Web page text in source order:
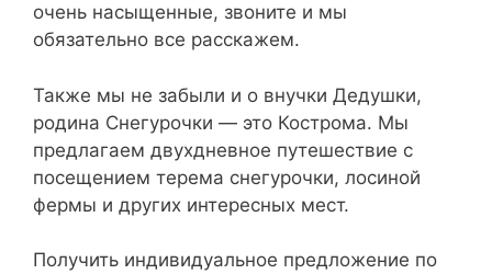
очень насыщенные, звоните и мы
обязательно все расскажем.
Также мы не забыли и о внучки Дедушки,
родина Снегурочки — это Кострома. Мы
предлагаем двухдневное путешествие с
посещением терема снегурочки, лосиной
фермы и других интересных мест.
Получить индивидуальное предложение по